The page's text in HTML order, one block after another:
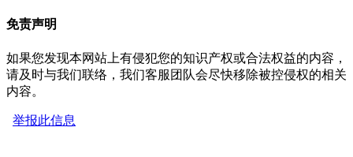
免责声明
如果您发现本网站上有侵犯您的知识产权或合法权益的内容，
请及时与我们联络，我们客服团队会尽快移除被控侵权的相关
内容。
举报此信息